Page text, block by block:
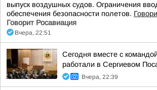
выпуск воздушных судов. Ограничения
обеспечения безопасности полетов.
Говорит Росавиация
Вчера, 22:51
Сегодня вместе с
работали в Сергиевом
Вчера, 22:39